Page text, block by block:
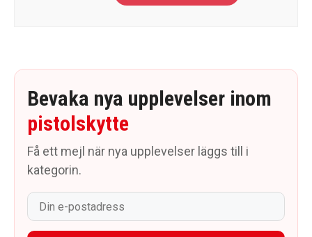
Bevaka nya upplevelser inom
pistolskytte
Få ett mejl när nya upplevelser läggs till i
kategorin.